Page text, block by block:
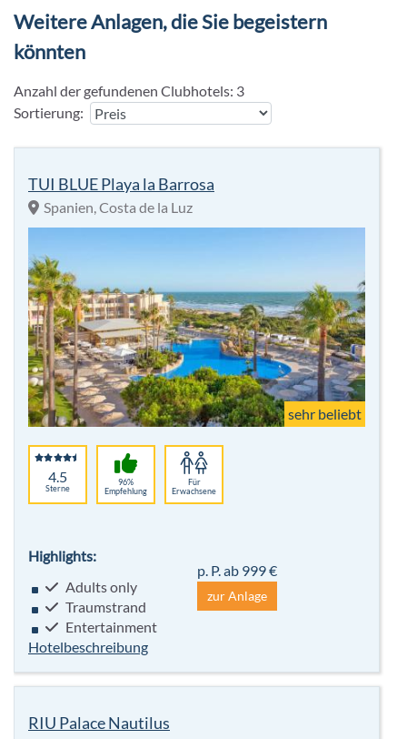
Gepäckservice, Concierge Service
Balinesische Betten am Pool gegen Gebühr
Zahlungsarten: TUI Card / VISA, MasterCard, EC
Landeskategorie: 5 Sterne
Weitere Anlagen, die Sie begeistern
könnten
Anzahl der gefundenen Clubhotels: 3
Sortierung:
TUI BLUE Playa la Barrosa
Spanien, Costa de la Luz
sehr beliebt
4.5
Sterne
96%
Empfehlung
Für
Erwachsene
Highlights:
Adults only
Traumstrand
Entertainment
Hotelbeschreibung
p. P. ab 999 €
zur Anlage
RIU Palace Nautilus